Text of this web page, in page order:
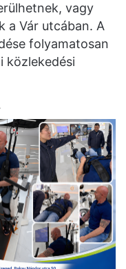
vagy
a Vár utcában. A
folyamatosan
közlekedési